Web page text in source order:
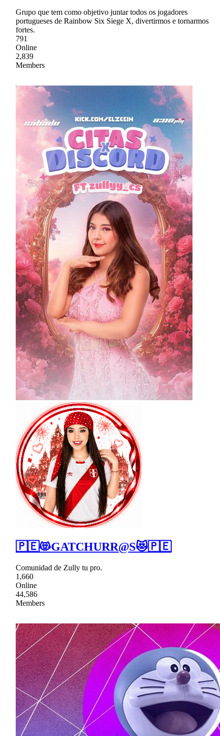
Grupo que tem como objetivo juntar todos os jogadores
portugueses de Rainbow Six Siege X, divertirmos e tornarmos
fortes.
791
Online
2,839
Members
🇵🇪😻GATCHURR@S😻🇵🇪
Comunidad de Zully tu pro.
1,660
Online
44,586
Members